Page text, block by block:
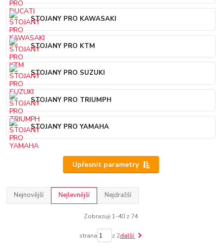
STOJANY PRO KAWASAKI
STOJANY PRO KTM
STOJANY PRO SUZUKI
STOJANY PRO TRIUMPH
STOJANY PRO YAMAHA
Upřesnit parametry
Nejnovější Nejlevnější Nejdražší
Zobrazuji 1-40 z 74
strana z 2další